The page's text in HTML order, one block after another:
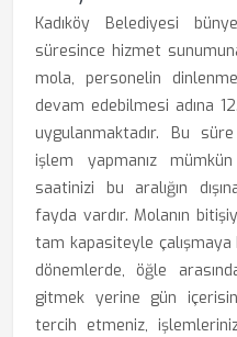
Kadıköy Belediyesi
süresince hizmet
mola, personelin
devam edebilmesi adına
uygulanmaktadır. Bu
işlem yapmanız
saatinizi bu aralığın
fayda vardır. Molanın
tam kapasiteyle çalışmaya
dönemlerde, öğle
gitmek yerine gün
tercih etmeniz,